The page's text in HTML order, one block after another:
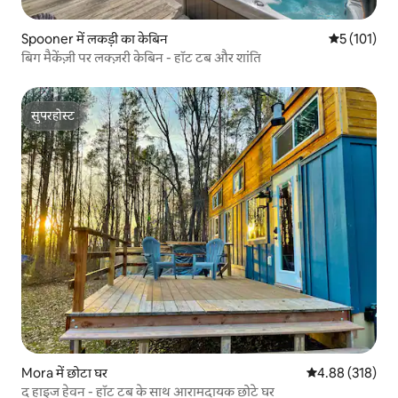
Spooner में लकड़ी का केबिन औसत रेटिंग 5
5 (101)
बिग मैकेंज़ी पर लक्ज़री केबिन - हॉट टब और शांति
सुपरहोस्ट
सुपरहोस्ट
Mora में छोटा घर औसत रेटिंग 5 में से
4.88 (318)
द हाइज हेवन - हॉट टब के साथ आरामदायक छोटे घर